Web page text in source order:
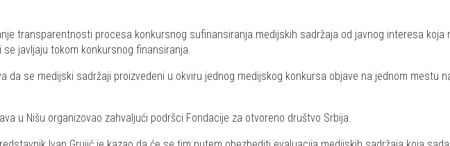
transparentnosti procesa konkursnog sufinansiranja medijskih sadržaja od javnog interesa
javljaju tokom konkursnog finansiranja.
da se medijski sadržaji proizvedeni u okviru jednog medijskog konkursa objave na jednom mestu
u Nišu organizovao zahvaljući podršci Fondacije za otvoreno društvo Srbija.